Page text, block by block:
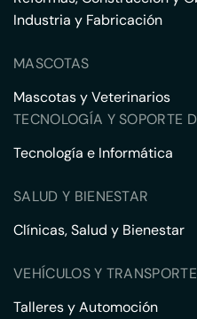
Industria y Fabricación
MASCOTAS
Mascotas y Veterinarios
TECNOLOGÍA Y SOPORTE
Tecnología e Informática
SALUD Y BIENESTAR
Clínicas, Salud y Bienestar
VEHÍCULOS Y TRANSPORTE
Talleres y Automoción